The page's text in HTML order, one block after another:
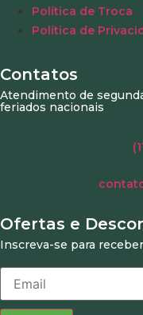
Política de Troca
Política de
Contatos
Atendimento de
feriados nacionais
Ofertas e
Inscreva-se para